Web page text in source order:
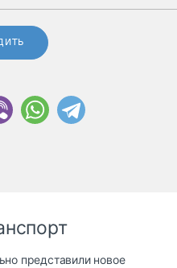
представили новое